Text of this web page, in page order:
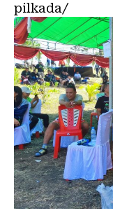
pilkada/